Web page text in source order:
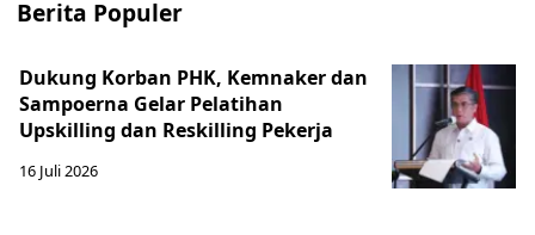
Berita Populer
Dukung Korban PHK, Kemnaker dan
Sampoerna Gelar Pelatihan
Upskilling dan Reskilling Pekerja
16 Juli 2026